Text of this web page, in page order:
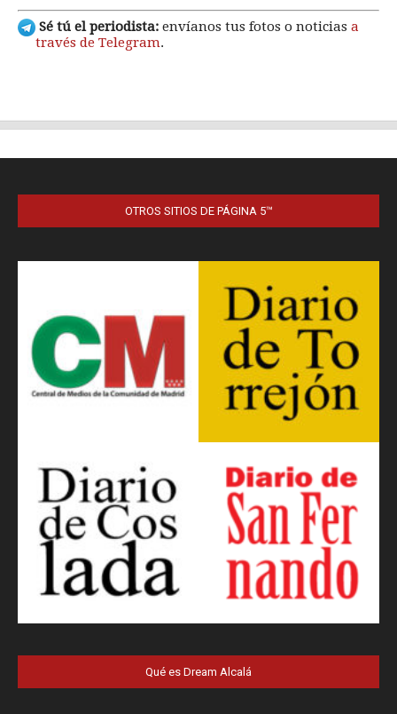
OTROS SITIOS DE PÁGINA 5™
Qué es Dream Alcalá